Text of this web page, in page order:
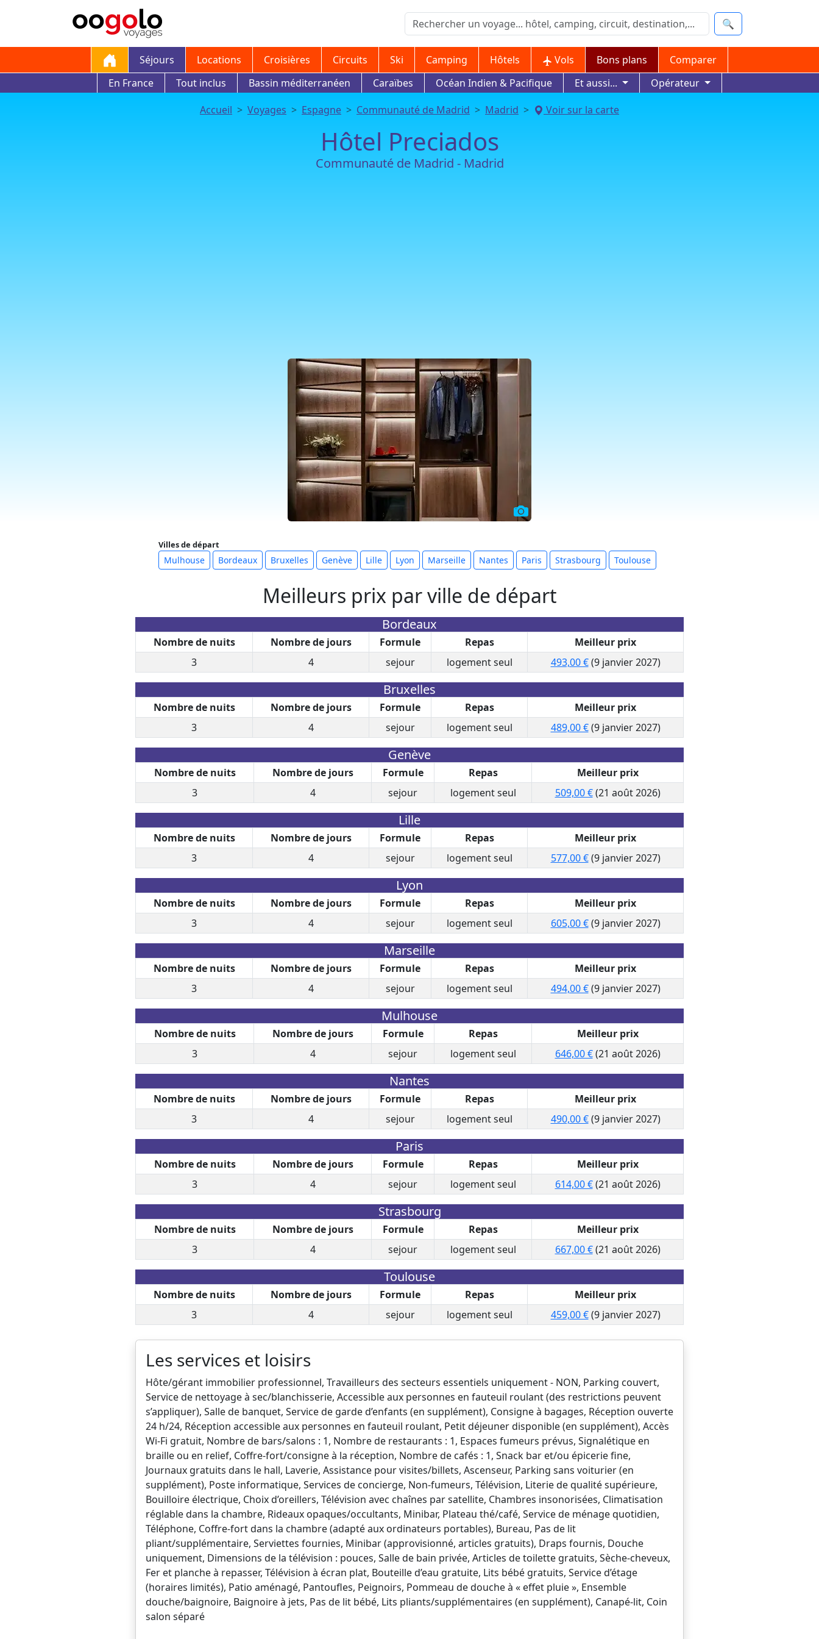
🔍
Séjours Locations Croisières Circuits Ski Camping Hôtels Vols Bons plans
Comparer
En France
Tout inclus Bassin méditerranéen Caraïbes Océan Indien & Pacifique Et aussi...
Opérateur
Accueil
Voyages Espagne Communauté de Madrid Madrid Voir sur la carte
Hôtel Preciados
Communauté de Madrid - Madrid
Villes de départ
Mulhouse Bordeaux Bruxelles Genève Lille Lyon Marseille Nantes Paris Strasbourg Toulouse
Meilleurs prix par ville de départ
Bordeaux
Nombre de nuits Nombre de jours Formule Repas
Meilleur prix
3
4 sejour logement seul 493,00 €(9 janvier 2027)
Bruxelles
Nombre de nuits Nombre de jours Formule Repas
Meilleur prix
3
4 sejour logement seul 489,00 €(9 janvier 2027)
Genève
Nombre de nuits Nombre de jours Formule Repas
Meilleur prix
3
4 sejour logement seul 509,00 €(21 août 2026)
Lille
Nombre de nuits Nombre de jours Formule Repas
Meilleur prix
3
4 sejour logement seul 577,00 €(9 janvier 2027)
Lyon
Nombre de nuits Nombre de jours Formule Repas
Meilleur prix
3
4 sejour logement seul 605,00 €(9 janvier 2027)
Marseille
Nombre de nuits Nombre de jours Formule Repas
Meilleur prix
3
4 sejour logement seul 494,00 €(9 janvier 2027)
Mulhouse
Nombre de nuits Nombre de jours Formule Repas
Meilleur prix
3
4 sejour logement seul 646,00 €(21 août 2026)
Nantes
Nombre de nuits Nombre de jours Formule Repas
Meilleur prix
3
4 sejour logement seul 490,00 €(9 janvier 2027)
Paris
Nombre de nuits Nombre de jours Formule Repas
Meilleur prix
3
4 sejour logement seul 614,00 €(21 août 2026)
Strasbourg
Nombre de nuits Nombre de jours Formule Repas
Meilleur prix
3
4 sejour logement seul 667,00 €(21 août 2026)
Toulouse
Nombre de nuits Nombre de jours Formule Repas
Meilleur prix
3
4 sejour logement seul 459,00 €(9 janvier 2027)
Les services et loisirs
Hôte/gérant immobilier professionnel, Travailleurs des secteurs essentiels uniquement - NON, Parking couvert,
Service de nettoyage à sec/blanchisserie, Accessible aux personnes en fauteuil roulant (des restrictions peuvent
s’appliquer), Salle de banquet, Service de garde d’enfants (en supplément), Consigne à bagages, Réception ouverte
24 h/24, Réception accessible aux personnes en fauteuil roulant, Petit déjeuner disponible (en supplément), Accès
Wi-Fi gratuit, Nombre de bars/salons : 1, Nombre de restaurants : 1, Espaces fumeurs prévus, Signalétique en
braille ou en relief, Coffre-fort/consigne à la réception, Nombre de cafés : 1, Snack bar et/ou épicerie fine,
Journaux gratuits dans le hall, Laverie, Assistance pour visites/billets, Ascenseur, Parking sans voiturier (en
supplément), Poste informatique, Services de concierge, Non-fumeurs, Télévision, Literie de qualité supérieure,
Bouilloire électrique, Choix d’oreillers, Télévision avec chaînes par satellite, Chambres insonorisées, Climatisation
réglable dans la chambre, Rideaux opaques/occultants, Minibar, Plateau thé/café, Service de ménage quotidien,
Téléphone, Coffre-fort dans la chambre (adapté aux ordinateurs portables), Bureau, Pas de lit
pliant/supplémentaire, Serviettes fournies, Minibar (approvisionné, articles gratuits), Draps fournis, Douche
uniquement, Dimensions de la télévision : pouces, Salle de bain privée, Articles de toilette gratuits, Sèche-cheveux,
Fer et planche à repasser, Télévision à écran plat, Bouteille d’eau gratuite, Lits bébé gratuits, Service d’étage
(horaires limités), Patio aménagé, Pantoufles, Peignoirs, Pommeau de douche à « effet pluie », Ensemble
douche/baignoire, Baignoire à jets, Pas de lit bébé, Lits pliants/supplémentaires (en supplément), Canapé-lit, Coin
salon séparé